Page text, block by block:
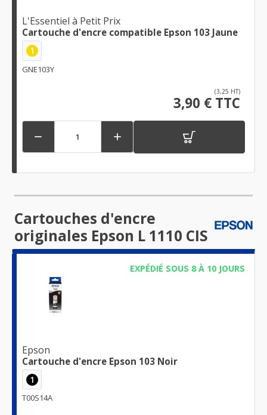
L'Essentiel à Petit Prix
Cartouche d'encre compatible Epson 103 Jaune
1
GNE103Y
(3,25 HT)
3,90 € TTC
 
Cartouches d'encre
originales Epson L 1110 CIS
EXPÉDIÉ SOUS 8 À 10 JOURS
Epson
Cartouche d'encre Epson 103 Noir
1
T00S14A